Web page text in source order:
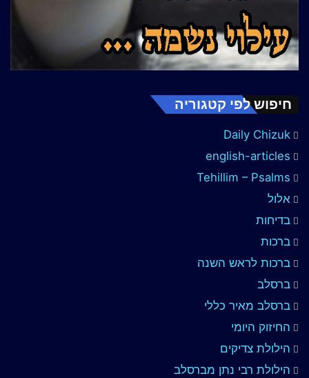
חיפוש לפי קטגוריה
Daily Chizuk
english-articles
Tehillim – Psalms
אלול
בדיחות
ברכות
ברכות לראש השנה
ברסלב
ברסלב מאיר כללי
החיזוק היומי
הילולת צדיקים
הילולת רבי נתן מברסלב